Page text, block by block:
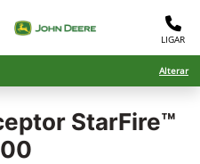
LIGAR
Alterar
StarFire™